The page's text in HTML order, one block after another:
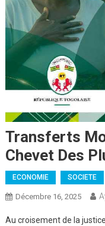
Transferts
Chevet Des
ECONOMIE SOCIETE
Décembre 16, 2025
Au croisement de la